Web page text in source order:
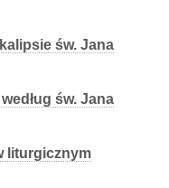
św. Jana
św. Jana
liturgicznym